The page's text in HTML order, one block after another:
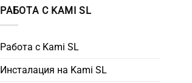
РАБОТА С KAMI SL
Работа с Kami SL
Инсталация на Kami SL